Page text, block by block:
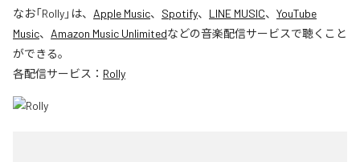
なお「Rolly」は、 Apple Music、 Spotify、 LINE MUSIC、 YouTube
Music、 Amazon Music Unlimitedなどの音楽配信サービスで聴くこと
ができる。
各配信サービス： Rolly